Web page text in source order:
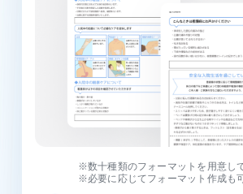
※数十種類のフォーマットを用意し
※必要に応じてフォーマット作成も